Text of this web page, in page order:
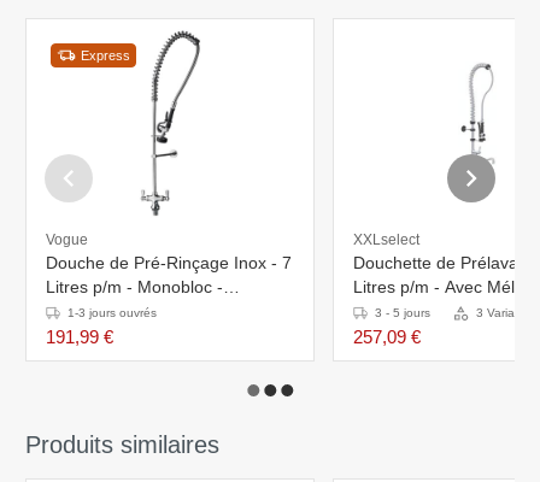
Express
Vogue
Douche de Pré-Rinçage Inox - 7
Litres p/m - Monobloc -
1860x330x1160(h)mm
1-3 jours ouvrés
191,99 €
XXLselect
Douchette de
Litres p/m - Avec
Flexible - Bi Trous
3 - 5 jours 3 Variantes
257,09 €
Produits similaires